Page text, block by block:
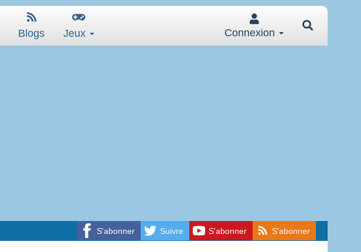
Blogs Jeux Connexion
S'abonner Suivre S'abonner S'abonner